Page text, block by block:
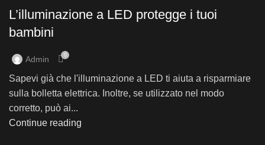
L’illuminazione a LED protegge i tuoi
bambini
Admin 0
Sapevi già che l'illuminazione a LED ti aiuta a risparmiare
sulla bolletta elettrica. Inoltre, se utilizzato nel modo
corretto, può ai...
Continue reading